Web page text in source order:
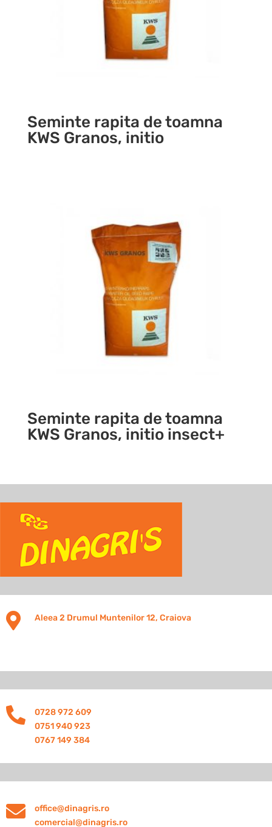
Seminte rapita de toamna
KWS Granos, initio
Seminte rapita de toamna
KWS Granos, initio insect+
 Aleea 2 Drumul Muntenilor 12, Craiova

0728 972 609
0751 940 923
0767 149 384

office@dinagris.ro
comercial@dinagris.ro